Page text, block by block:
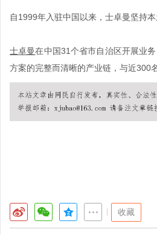
自1999年入驻中国以来，士卓曼坚持
士卓曼在中国31个省市自治区开展业
方案的完整而清晰的产业链，与近300
收藏